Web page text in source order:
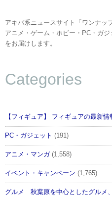
アキバ系ニュースサイト「ワンナッ
アニメ・ゲーム・ホビー・PC・ガ
をお届けします。
Categories
【フィギュア】 フィギュアの最新
PC・ガジェット (191)
アニメ・マンガ(1,558)
イベント・キャンペーン (1,765)
グルメ 秋葉原を中心としたグルメ